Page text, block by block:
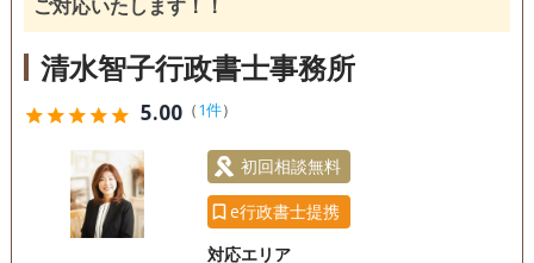
ご対応いたします！！
清水智子行政書士事務所
starstarstarstarstar 5.00（1件）
初回相談無料
e行政書士提携
対応エリア